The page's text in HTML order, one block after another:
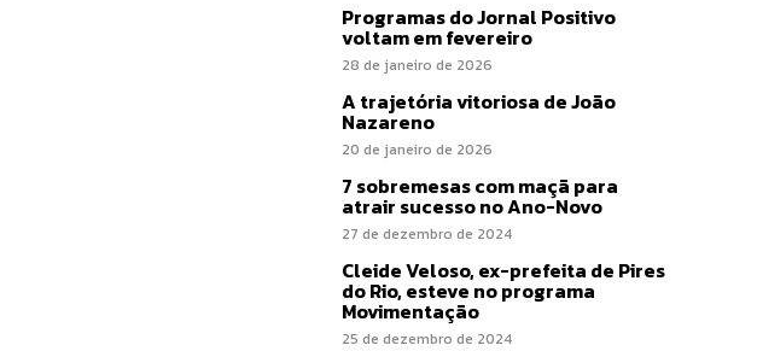
Programas do Jornal Positivo
voltam em fevereiro
28 de janeiro de 2026
A trajetória vitoriosa de João
Nazareno
20 de janeiro de 2026
7 sobremesas com maçã para
atrair sucesso no Ano-Novo
27 de dezembro de 2024
Cleide Veloso, ex-prefeita de Pires
do Rio, esteve no programa
Movimentação
25 de dezembro de 2024